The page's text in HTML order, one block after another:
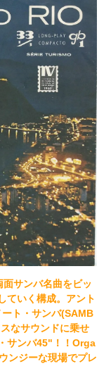
サンバ名曲をビッ
ていく構成。アント
ト・サンバ(SAMB
なサウンドに乗せ
サンバ45"！！Orga
ンジーな現場でプレ